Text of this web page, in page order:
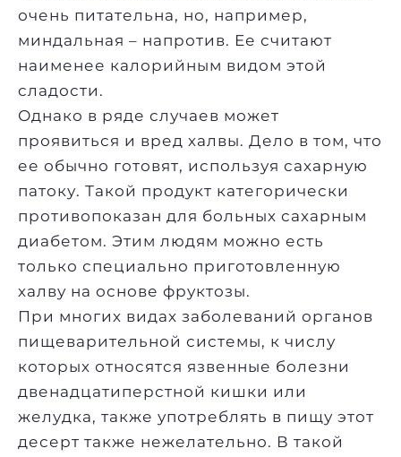
очень питательна, но, например,
миндальная – напротив. Ее считают
наименее калорийным видом этой
сладости.
Однако в ряде случаев может
проявиться и вред халвы. Дело в том, что
ее обычно готовят, используя сахарную
патоку. Такой продукт категорически
противопоказан для больных сахарным
диабетом. Этим людям можно есть
только специально приготовленную
халву на основе фруктозы.
При многих видах заболеваний органов
пищеварительной системы, к числу
которых относятся язвенные болезни
двенадцатиперстной кишки или
желудка, также употреблять в пищу этот
десерт также нежелательно. В такой